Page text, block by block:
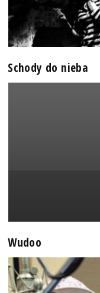
Schody do nieba
Wudoo